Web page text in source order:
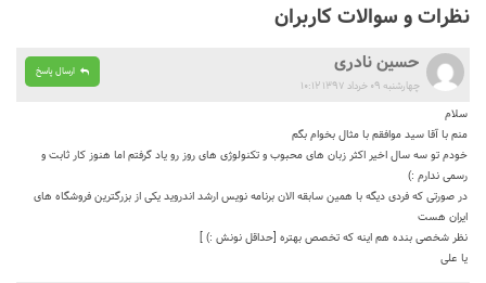
نظرات و سوالات کاربران
ارسال پاسخ حسین نادری
چهارشنبه ۰۹ خرداد ۱۳۹۷ ۱۰:۱۲
سلام
منم با آقا سید موافقم با مثال بخوام بگم
خودم تو سه سال اخیر اکثر زبان های محبوب و تکنولوژی های روز رو یاد گرفتم اما هنوز کار ثابت و
رسمی ندارم :)
در صورتی که فردی دیگه با همین سابقه الان برنامه نویس ارشد اندروید یکی از بزرگترین فروشگاه های
ایران هست
نظر شخصی بنده هم اینه که تخصص بهتره [حداقل نونش :) ]
یا علی